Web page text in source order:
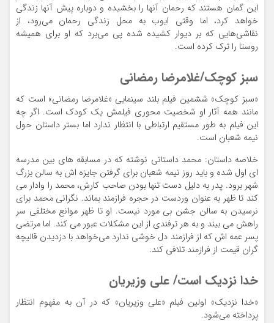
این گمان هستند که رحمان آنها را بخشیده و دوباره پیش آنها زندگی
خواهد کرد، اما وقتی ایوب به محل زندگی رحمان می‌رود، از
نقاشی‌هایی که بر دیوار کشیده شده پی می‌برد که او برای همیشه
روستا را ترک کرده است.
سبز کوچک/غلامرضا رمضانی
«سبز کوچک» ششمین فیلم بلند سینمایی «غلامرضا رمضانی» است که
مانند همه آثار او شخصیت محوری فیلمش یک کودک است. اگر چه
این فیلم به طور مستقیم ارتباطی با انتظار ندارد اما بستر داستان حول
نیمه شعبان است.
خلاصه داستان: محمد داستانی نوشته که در مسابقه های بین مدرسه
ای اول شده و باید روز نیمه شعبان برای گرفتن جایزه اش به سالن بزرگ
شهر برود. پدر به دلیل دست تنها بودن صاحب کارش، محمد را وادار می
کند تا ظهر به عنوان وردست در حجره فرازمند بماند. نگرانی محمد برای
نرسیدن به سالن جشن بی مورد نیست. او تا ظهر موانع مختلفی سر
راهش می بیند و به هر ترفندی از این مشکلات عبور می کند. اما مرتضی
پسر عمه اش که از فرازمند دل خوشی ندارد می‌خواهد با دزدیدن قالیچه
گران قیمت از فرازمند تلافی کند.
خدا نزدیک است/ علی وزیریان
«خدا نزدیک» اولین فیلم «علی وزیریان» که در آن به مفهوم انتظار
پرداخته می‌شود.